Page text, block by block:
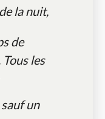
de la nuit,
de
les
sauf un